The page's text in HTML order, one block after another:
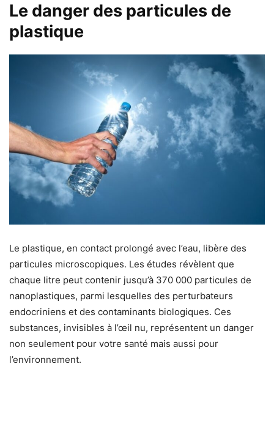
Le danger des particules de
plastique
Le plastique, en contact prolongé avec l’eau, libère des
particules microscopiques. Les études révèlent que
chaque litre peut contenir jusqu’à 370 000 particules de
nanoplastiques, parmi lesquelles des perturbateurs
endocriniens et des contaminants biologiques. Ces
substances, invisibles à l’œil nu, représentent un danger
non seulement pour votre santé mais aussi pour
l’environnement.